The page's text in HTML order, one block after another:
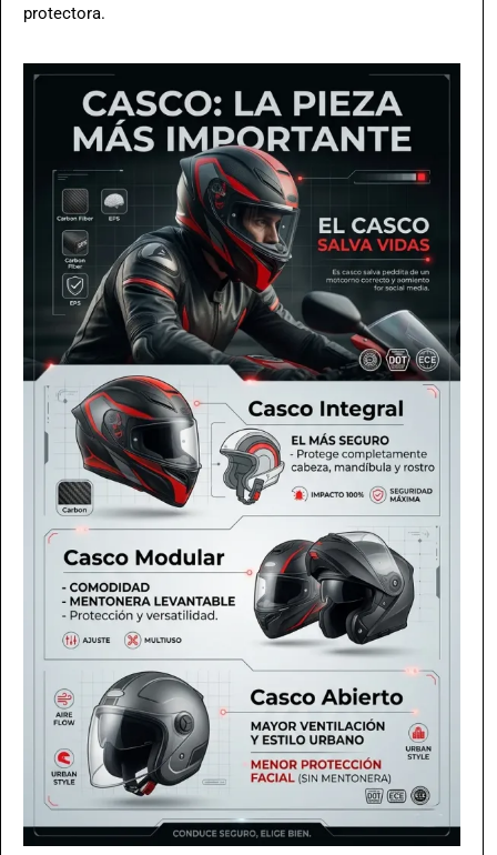
protectora.